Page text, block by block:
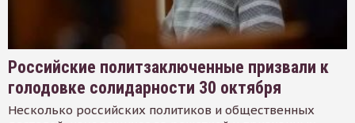
Российские политзаключенные призвали к
голодовке солидарности 30 октября
Несколько российских политиков и общественных